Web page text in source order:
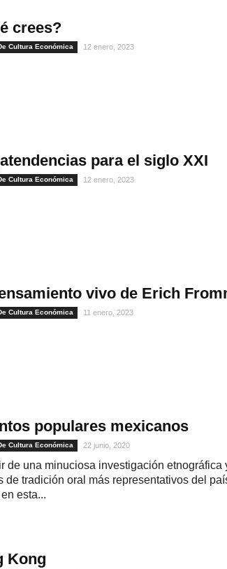
crees?
Cultura Económica 12 enero, 2023
para el siglo XXI
Cultura Económica 12 enero, 2023
vivo de Erich
Cultura Económica 11 enero, 2023
populares mexicanos
Cultura Económica 22 junio, 2020
de una minuciosa investigación etnográfica
de tradición oral más representativos del
esta...
Kong